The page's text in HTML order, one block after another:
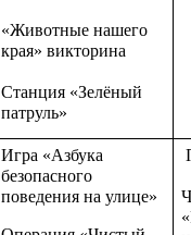
«Животные нашего
края» викторина
Станция «Зелёный
патруль»
Игра «Азбука
безопасного
поведения на улице»